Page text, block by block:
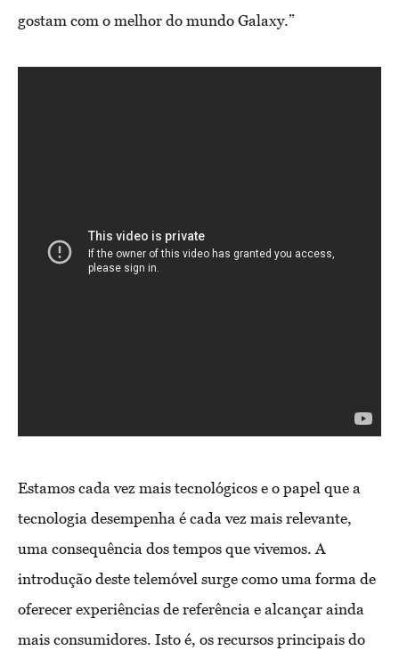
gostam com o melhor do mundo Galaxy.”
Estamos cada vez mais tecnológicos e o papel que a
tecnologia desempenha é cada vez mais relevante,
uma consequência dos tempos que vivemos. A
introdução deste telemóvel surge como uma forma de
oferecer experiências de referência e alcançar ainda
mais consumidores. Isto é, os recursos principais do